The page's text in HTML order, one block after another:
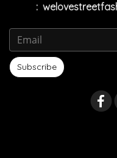
:
Subscribe